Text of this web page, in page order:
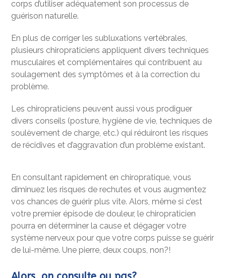
corps d’utiliser adéquatement son processus de
guérison naturelle.
En plus de corriger les subluxations vertébrales,
plusieurs chiropraticiens appliquent divers techniques
musculaires et complémentaires qui contribuent au
soulagement des symptômes et à la correction du
problème.
Les chiropraticiens peuvent aussi vous prodiguer
divers conseils (posture, hygiène de vie, techniques de
soulèvement de charge, etc.) qui réduiront les risques
de récidives et d’aggravation d’un problème existant.
En consultant rapidement en chiropratique, vous
diminuez les risques de rechutes et vous augmentez
vos chances de guérir plus vite. Alors, même si c’est
votre premier épisode de douleur, le chiropraticien
pourra en déterminer la cause et dégager votre
système nerveux pour que votre corps puisse se guérir
de lui-même. Une pierre, deux coups, non?!